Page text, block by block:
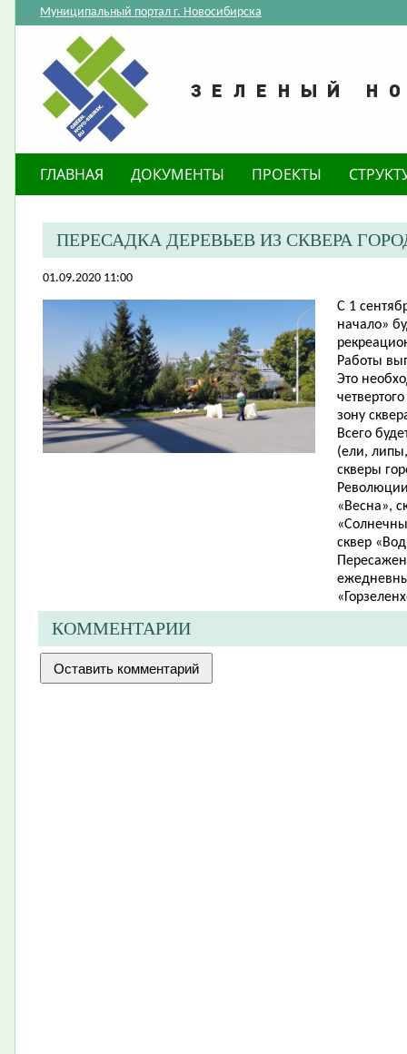
Муниципальный портал г. Новосибирска
ГЛАВНАЯ ДОКУМЕНТЫ ПРОЕКТЫ
ПЕРЕСАДКА ДЕРЕВЬЕВ ИЗ СКВЕРА
01.09.2020 11:00
С 1
начало»
Работы
Это
зону
Всего
(ели,
скверы
«Весна»,
сквер
КОММЕНТАРИИ